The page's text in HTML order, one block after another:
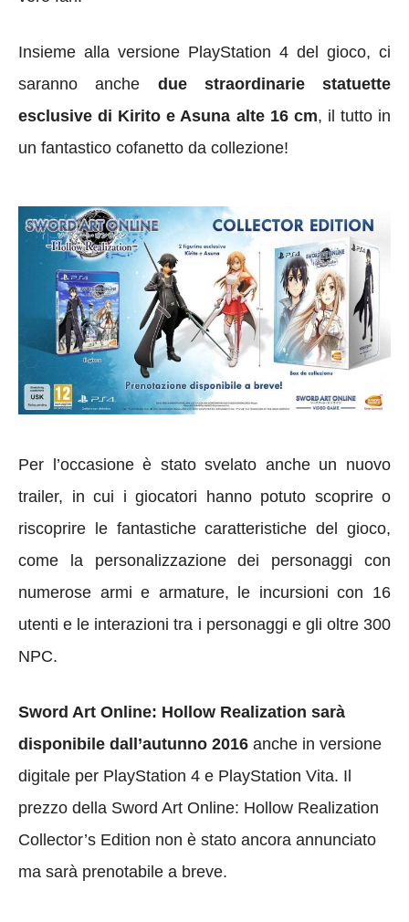
Insieme alla versione PlayStation 4 del gioco, ci
saranno anche due straordinarie statuette
esclusive di Kirito e Asuna alte 16 cm, il tutto in
un fantastico cofanetto da collezione!
Per l’occasione è stato svelato anche un nuovo
trailer, in cui i giocatori hanno potuto scoprire o
riscoprire le fantastiche caratteristiche del gioco,
come la personalizzazione dei personaggi con
numerose armi e armature, le incursioni con 16
utenti e le interazioni tra i personaggi e gli oltre 300
NPC.
Sword Art Online: Hollow Realization sarà
disponibile dall’autunno 2016 anche in versione
digitale per PlayStation 4 e PlayStation Vita. Il
prezzo della Sword Art Online: Hollow Realization
Collector’s Edition non è stato ancora annunciato
ma sarà prenotabile a breve.